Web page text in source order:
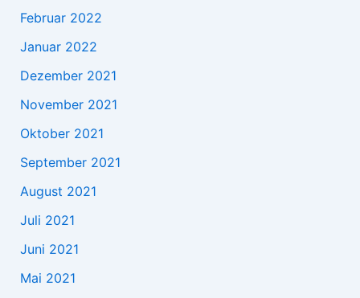
Februar 2022
Januar 2022
Dezember 2021
November 2021
Oktober 2021
September 2021
August 2021
Juli 2021
Juni 2021
Mai 2021